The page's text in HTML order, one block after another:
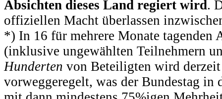
Absichten dieses Land regiert wird.
offiziellen Macht überlassen
*) In 16 für mehrere Monate tagenden
(inklusive ungewählten Teilnehmern
Hunderten von Beteiligten wird
vorweggeregelt, was der Bundestag in